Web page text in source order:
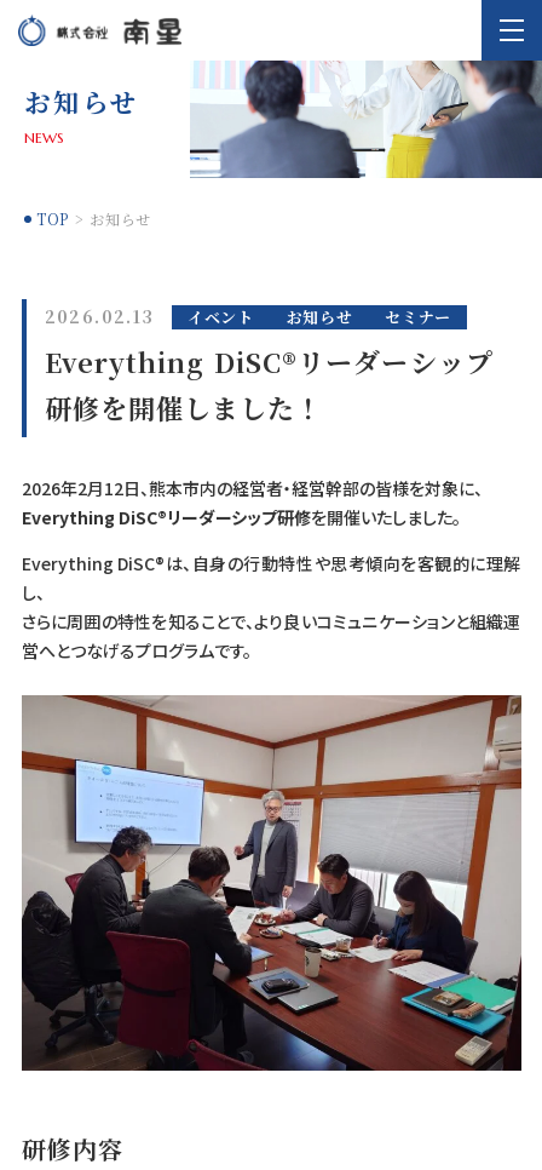
お知らせ
NEWS
TOP お知らせ
2026.02.13 イベント お知らせ セミナー
Everything DiSC®リーダーシップ
研修を開催しました！
2026年2月12日、熊本市内の経営者・経営幹部の皆様を対象に、
Everything DiSC®リーダーシップ研修を開催いたしました。
Everything DiSC®は、自身の行動特性や思考傾向を客観的に理解
し、
さらに周囲の特性を知ることで、より良いコミュニケーションと組織運
営へとつなげるプログラムです。
研修内容